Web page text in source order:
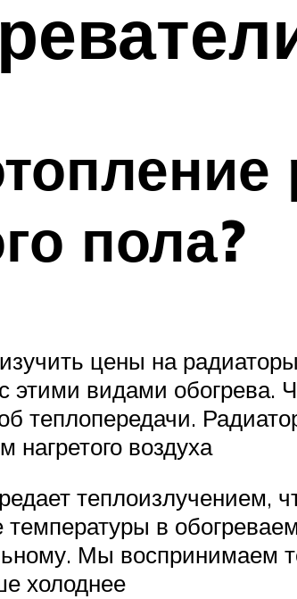
пола?
цены на
этими видами обогрева.
теплопередачи.
нагретого воздуха
теплоизлучением,
температуры в
Мы воспринимаем
холоднее